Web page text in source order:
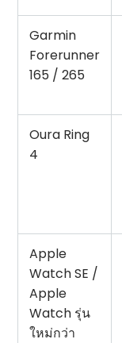
Garmin
Forerunner
165 / 265
Oura Ring
4
Apple
Watch SE /
Apple
Watch รุ่น
ใหม่กว่า